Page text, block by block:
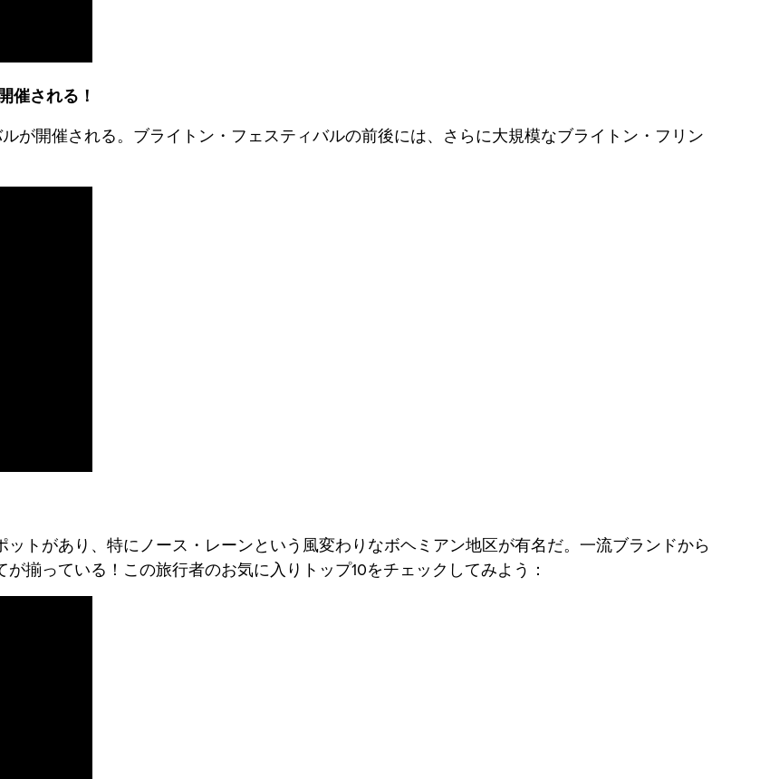
催される！
が開催される。ブライトン・フェスティバルの前後には、さらに大規模なブライトン・フリン
トがあり、特にノース・レーンという風変わりなボヘミアン地区が有名だ。一流ブランドから
揃っている！この旅行者のお気に入りトップ10をチェックしてみよう：